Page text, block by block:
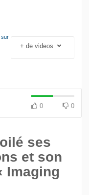
industriel
sur
+ de videos
0 0
ses
et son
Imaging